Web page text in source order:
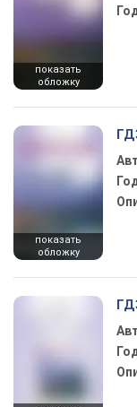
показать
обложку
показать
обложку